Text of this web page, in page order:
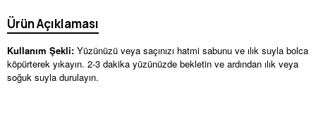
Ürün Açıklaması
Kullanım Şekli: Yüzünüzü veya saçınızı hatmi sabunu ve ılık suyla bolca
köpürterek yıkayın. 2-3 dakika yüzünüzde bekletin ve ardından ılık veya
soğuk suyla durulayın.